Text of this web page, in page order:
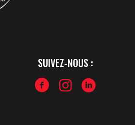
SUIVEZ-NOUS :